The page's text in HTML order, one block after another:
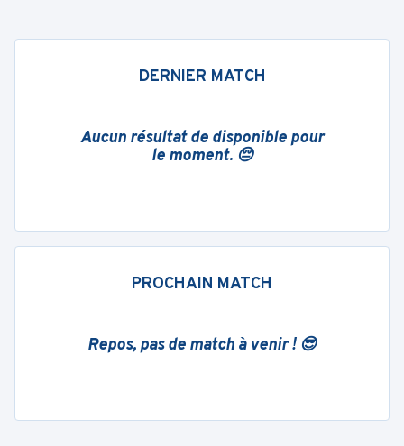
DERNIER MATCH
Aucun résultat de disponible pour
le moment. 😔
PROCHAIN MATCH
Repos, pas de match à venir ! 😎